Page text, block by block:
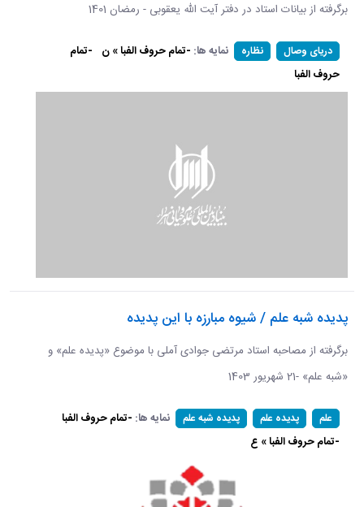
برگرفته از بیانات استاد در دفتر آیت الله یعقوبی - رمضان 1401
دریای وصال نظاره نمایه ها: -تمام حروف الفبا » ن -تمام
حروف الفبا
پدیده شبه علم / شیوه مبارزه با این پدیده
برگرفته از مصاحبه استاد مرتضی جوادی آملی با موضوع «پدیده علم» و
«شبه علم» -21 شهریور 1403
علم پدیده علم پدیده شبه علم نمایه ها: -تمام حروف الفبا
-تمام حروف الفبا » ع